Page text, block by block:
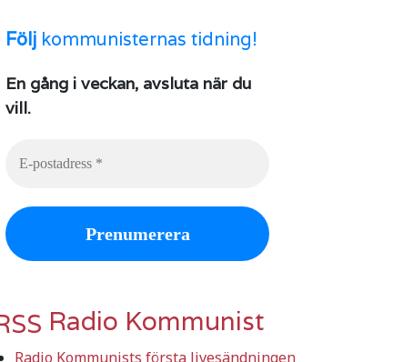
Följ kommunisternas tidning!
En gång i veckan, avsluta när du
vill.
Radio Kommunist
Radio Kommunists första livesändningen